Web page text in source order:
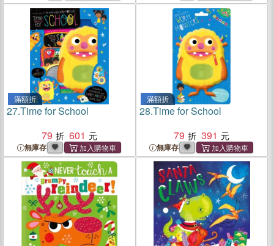
滿額折
27.Time for School
79
601
無庫存
滿額折
28.Time for School
79
391
無庫存